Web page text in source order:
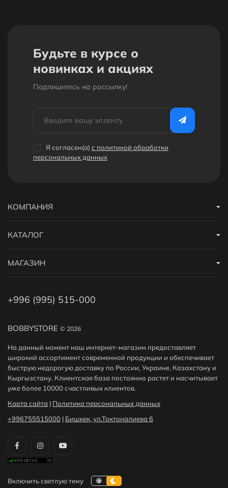
Будьте в курсе о
новинках и акциях
Подпишитесь на рассылкy!
Я согласен(a) с политикой обработки
персональных данных
BOBBYSTORE © 2026
На данный момент наш интернет-магазин предоставляет
широкий ассортимент современной продукции и обеспечивает
быструю недорогую доставку по России, Украине, Казахстану и
Кыргызстану. Клиентская база постоянно растет и насчитывает
уже более 10000 счастливых клиентов.
Карта сайта | Политика персональных данных
+996755515000 | Бишкек, ул.Токтоналиева 6
КОМПАНИЯ
КАТАЛОГ
МАГАЗИН
+996 (995) 515-000